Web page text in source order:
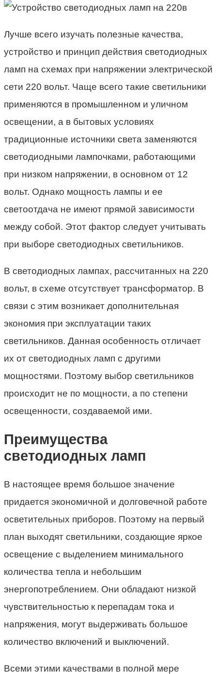
Лучше всего изучать полезные качества,
устройство и принцип действия светодиодных
ламп на схемах при напряжении электрической
сети 220 вольт. Чаще всего такие светильники
применяются в промышленном и уличном
освещении, а в бытовых условиях
традиционные источники света заменяются
светодиодными лампочками, работающими
при низком напряжении, в основном от 12
вольт. Однако мощность лампы и ее
светоотдача не имеют прямой зависимости
между собой. Этот фактор следует учитывать
при выборе светодиодных светильников.
В светодиодных лампах, рассчитанных на 220
вольт, в схеме отсутствует трансформатор. В
связи с этим возникает дополнительная
экономия при эксплуатации таких
светильников. Данная особенность отличает
их от светодиодных ламп с другими
мощностями. Поэтому выбор светильников
происходит не по мощности, а по степени
освещенности, создаваемой ими.
Преимущества
светодиодных ламп
В настоящее время большое значение
придается экономичной и долговечной работе
осветительных приборов. Поэтому на первый
план выходят светильники, создающие яркое
освещение с выделением минимального
количества тепла и небольшим
энергопотреблением. Они обладают низкой
чувствительностью к перепадам тока и
напряжения, могут выдерживать большое
количество включений и выключений.
Всеми этими качествами в полной мере